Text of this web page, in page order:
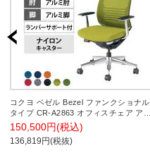
コクヨ ベゼル Bezel ファンクショナル
タイプ CR-A2863 オフィスチェア アル
ミ肘(固定肘) アルミ脚 ナイロンキャス
ター ランバーサポート付き 背メッシュ
座面布張り ブラックフレーム
150,500円(税込)
136,819円(税抜)